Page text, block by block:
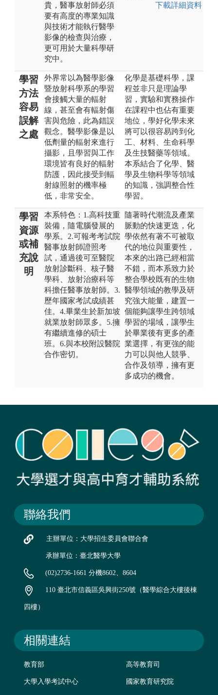
貴，醫事放射師必須
要有高度的專業知識
與技術才能執行醫學
影像的檢查與治療，
更可用於大量科學研
究中。
下載詳細資料
學習
方法
容易
誤解
之處
外界常以為醫學影像
暨放射科學系的學習
會接觸大量的輻射
線，甚至會有輻射傷
害與危險，此為錯誤
觀念。醫學影像是以
低劑量的輻射來進行
攝影，且學習與工作
環境皆有良好的輻射
防護，因此接受到輻
射線照射的機率極
低，非常安全。
化學是基礎科學，課
程並非只是理論學
習，實驗和實務操作
在課程中也佔有重要
地位，學好化學未來
將可以很容易跨到化
工、材料、生命科學
及生技醫藥等領域。
本系結合了化學、醫
學及生物科學等領域
的知識，強調整合性
學習。
學習
資源
或補
充說
明
本系特色：1.高科技重
裝備，隨電腦發展的
學系。2.可報考考試院
醫事放射師證照考
試，通過後可至醫院
放射診斷科、核子醫
學科、放射治療科等
科擔任醫事放射師。3.
歷年國家考試成績甚
佳。4.畢業生於新加坡
就業放射師眾多。5.擁
有繼續進修的碩士
班。6.與本校附設醫院
合作密切。
隨著時代潮流及產業
脈動的快速更迭，化
學依然有著不可被取
代的地位與重要性，
本來的出路已經相當
不錯，而本系致力於
整合學校既有的生物
醫學領域的教學及研
究強大能量，建置一
個能夠讓學生跨領域
學習的場域，讓學生
於畢業後有更多的產
業選擇，有更強的能
力可以與他人競爭、
合作及領導，擁有更
多成功的機會。
聯絡我們
主辦單位：大學招生委員會聯合會
承辦單位：臺北醫學大學
(02)2736-1661 分機8602、8604
110 臺北市信義區吳興街250號（醫學綜合大樓後棟
四樓）
相關連結
教育部 高等教育司
大學入學考試中心 國家教育研究院